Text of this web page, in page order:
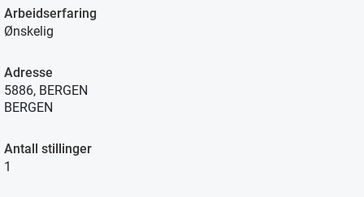
Arbeidserfaring
Ønskelig
Adresse
5886, BERGEN
BERGEN
Antall stillinger
1